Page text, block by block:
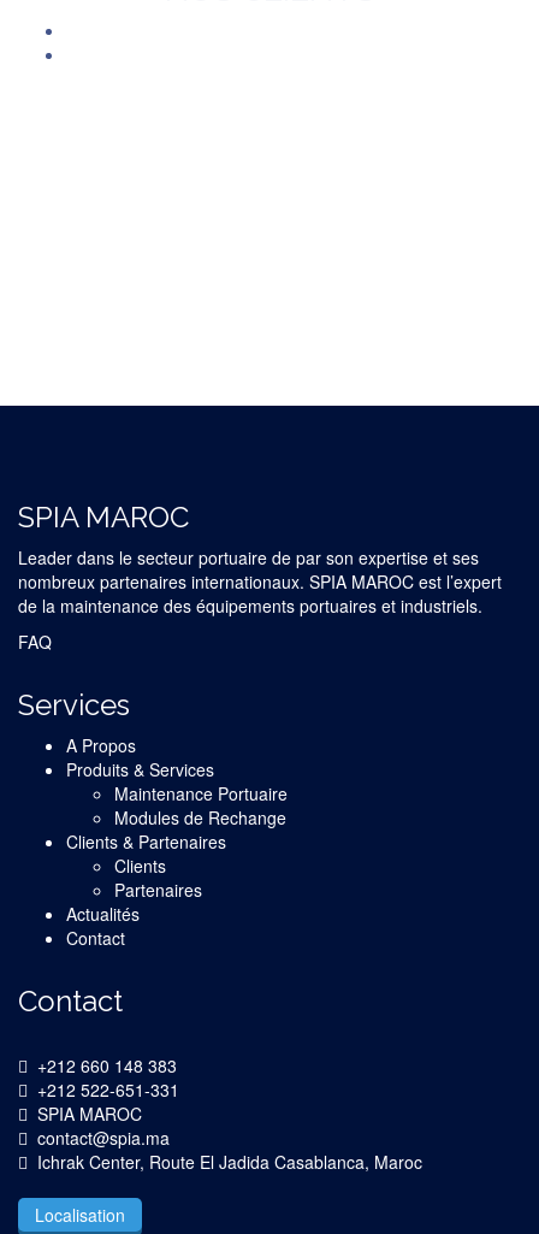
SPIA MAROC
Leader dans le secteur portuaire de par son expertise et ses
nombreux partenaires internationaux. SPIA MAROC est l’expert
de la maintenance des équipements portuaires et industriels.
FAQ
Services
A Propos
Produits & Services
Maintenance Portuaire
Modules de Rechange
Clients & Partenaires
Clients
Partenaires
Actualités
Contact
Contact
+212 660 148 383
+212 522-651-331
SPIA MAROC
contact@spia.ma
Ichrak Center, Route El Jadida Casablanca, Maroc
Localisation